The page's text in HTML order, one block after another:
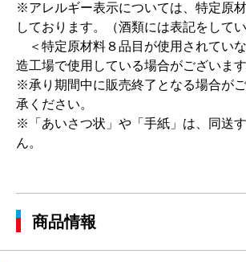
※アレルギー表示については、特定原
しております。（酒類には表記をしてい
＜特定原材料８品目が使用されてい
造工場で使用している場合がございま
※承り期間中に販売終了となる場合が
承ください。
※「あいさつ状」や「手紙」は、同送
ん。
商品情報